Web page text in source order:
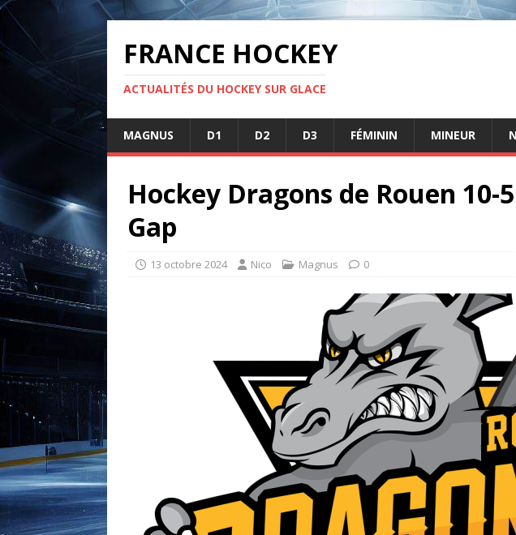
FRANCE HOCKEY
ACTUALITÉS DU HOCKEY SUR GLACE
MAGNUS D1 D2 D3 FÉMININ MINEUR
Hockey Dragons de Rouen 10-
Gap
13 octobre 2024 Nico Magnus 0